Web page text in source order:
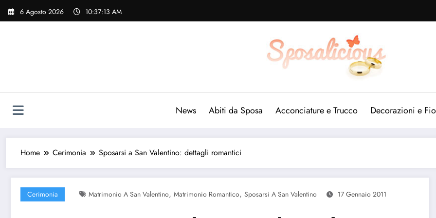
Vai
6 Agosto 2026 10:37:14 AM
News Abiti da Sposa Acconciature e Trucco Decorazioni e
Home Cerimonia Sposarsi a San Valentino: dettagli romantici
Cerimonia Matrimonio A San Valentino, Matrimonio Romantico, Sposarsi A San Valentino 17 Gennaio 2011